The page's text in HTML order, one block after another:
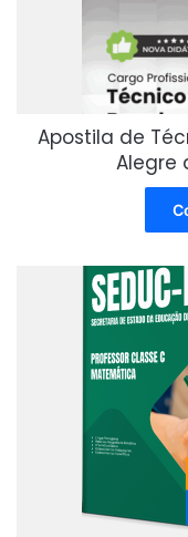
Apostila de
Alegre